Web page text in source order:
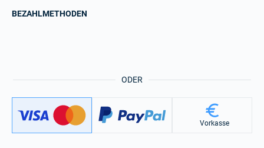
ODER
BEZAHLMETHODEN
Vorkasse